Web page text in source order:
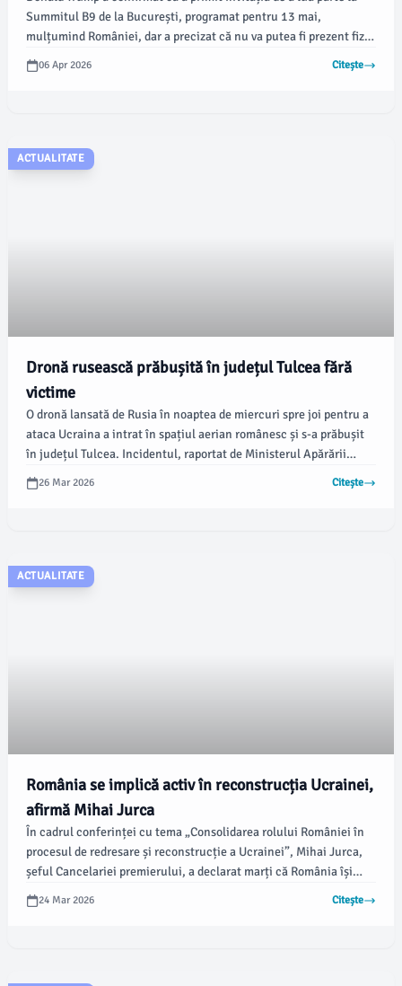
Summitul B9 de la București, programat pentru 13 mai,
mulțumind României, dar a precizat că nu va putea fi prezent fizic
la eveniment, conform surselor diplomatice citate de Digi24.ro.
În locul său, este așteptat secretarul de stat Marco Rubio să
06 Apr 2026 Citește
ACTUALITATE
Dronă rusească prăbușită în județul Tulcea fără
victime
O dronă lansată de Rusia în noaptea de miercuri spre joi pentru a
ataca Ucraina a intrat în spațiul aerian românesc și s-a prăbușit
în județul Tulcea. Incidentul, raportat de Ministerul Apărării
Naționale, nu a dus la victime sau daune materiale, fiind situat în
afara unei zone locuite.
26 Mar 2026 Citește
ACTUALITATE
România se implică activ în reconstrucția Ucrainei,
afirmă Mihai Jurca
În cadrul conferinței cu tema „Consolidarea rolului României în
procesul de redresare și reconstrucție a Ucrainei”, Mihai Jurca,
șeful Cancelariei premierului, a declarat marți că România își
propune să participe activ la programul de redresare și
reconstrucție a Ucrainei. Evenimentul, organizat de Guvern în
24 Mar 2026 Citește